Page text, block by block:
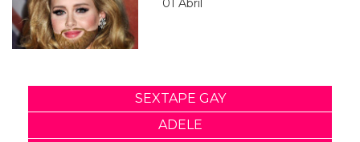
01 Abril
SEXTAPE GAY
ADELE